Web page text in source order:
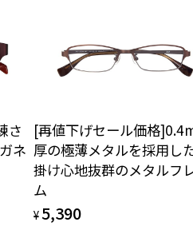
ストは
さ
ネ
[再値下げセール価格
厚の極薄メタルを採用し
掛け心地抜群のメタルフ
ム
¥ 5,390